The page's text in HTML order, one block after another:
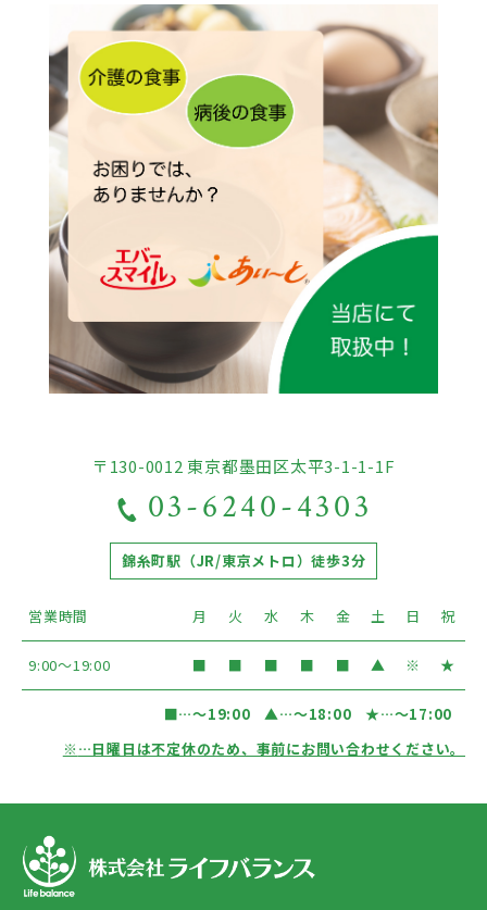
〒130-0012 東京都墨田区太平3-1-1-1F
03-6240-4303
錦糸町駅（JR/東京メトロ）徒歩3分
営業時間 月 火 水 木 金 土 日 祝
9:00〜19:00 ■ ■ ■ ■ ■ ▲ ※ ★
■…〜19:00 ▲…〜18:00 ★…〜17:00
※ …日曜日は不定休のため、事前にお問い合わせください。